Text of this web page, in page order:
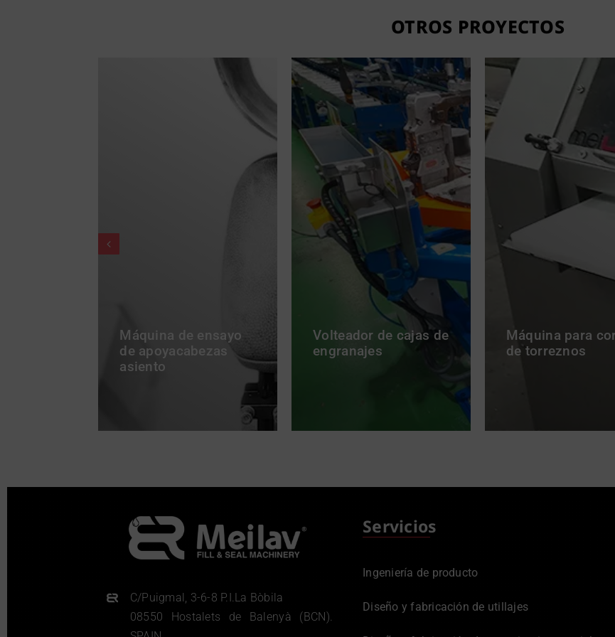
OTROS PROYECTOS
Máquina de ensayo
de apoyacabezas
asiento
Volteador de cajas de
engranajes
Máquina para
de torreznos
C/Puigmal, 3-6-8 P.I.La Bòbila
08550 Hostalets de Balenyà (BCN).
Servicios
Ingeniería de producto
Diseño y fabricación de utillajes